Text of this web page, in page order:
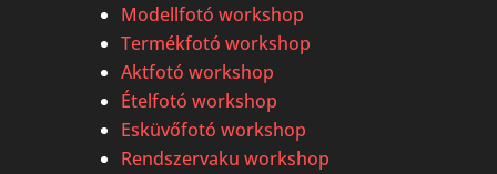
Modellfotó workshop
Termékfotó workshop
Aktfotó workshop
Ételfotó workshop
Esküvőfotó workshop
Rendszervaku workshop